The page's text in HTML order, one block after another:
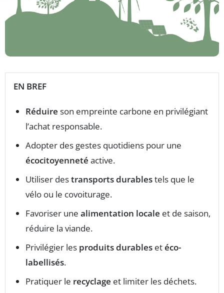
EN BREF
Réduire son empreinte carbone en privilégiant
l’achat responsable.
Adopter des gestes quotidiens pour une
écocitoyenneté active.
Utiliser destransports durablestels que le
vélo ou le covoiturage.
Favoriser une alimentation locale et de saison,
réduire la viande.
Privilégier les produits durables etéco-
labellisés.
Pratiquer le recyclage et limiter les déchets.